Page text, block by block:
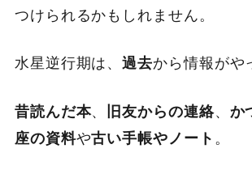
つけられるかもしれません。
水星逆行期は、過去から情報がや
昔読んだ本、 旧友からの連絡、 か
座の資料や古い手帳やノート。